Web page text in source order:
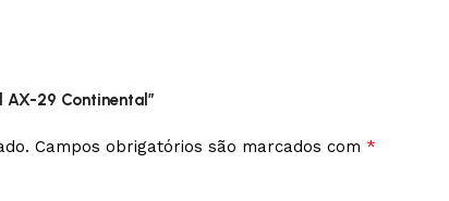
29 Continental”
Campos obrigatórios são marcados com *